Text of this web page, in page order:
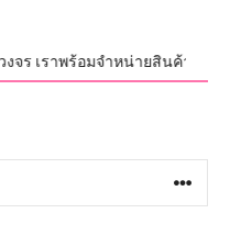
เราพร้อมจำหน่ายสินค้าไม่จำ